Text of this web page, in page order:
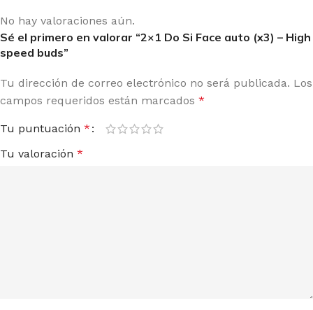
No hay valoraciones aún.
Sé el primero en valorar “2×1 Do Si Face auto (x3) – High
speed buds”
Tu dirección de correo electrónico no será publicada. Los
campos requeridos están marcados *
Tu puntuación *
Tu valoración *